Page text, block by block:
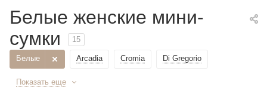
Белые женские мини-
сумки
15
Arcadia Cromia Di Gregorio
Белые
Показать еще